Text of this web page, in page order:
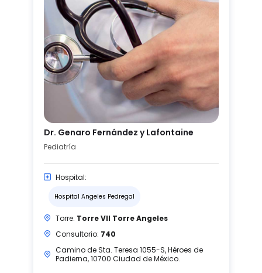
Dr. Genaro Fernández y Lafontaine
Pediatría
Hospital:
Hospital Angeles Pedregal
Torre: Torre VII Torre Angeles
Consultorio: 740
Camino de Sta. Teresa 1055-S, Héroes de
Padierna, 10700 Ciudad de México.